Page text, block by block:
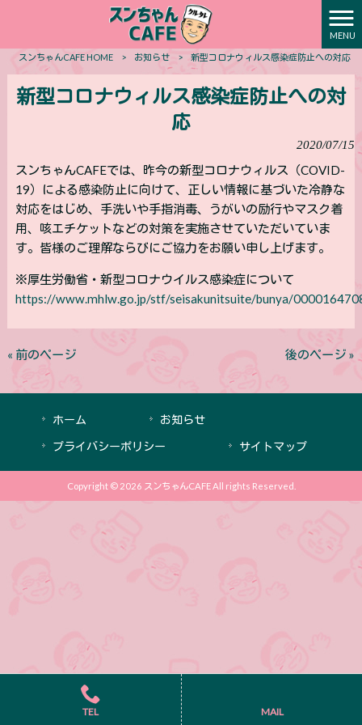
MENU
スンちゃんCAFE HOME > お知らせ > 新型コロナウィルス感染症防止への対応
新型コロナウィルス感染症防止への対
応
2020/07/15
スンちゃんCAFEでは、昨今の新型コロナウィルス（COVID-
19）による感染防止に向けて、正しい情報に基づいた冷静な
対応をはじめ、手洗いや手指消毒、うがいの励行やマスク着
用、咳エチケットなどの対策を実施させていただいていま
す。皆様のご理解ならびにご協力をお願い申し上げます。
※厚生労働省・新型コロナウイルス感染症について
https://www.mhlw.go.jp/stf/seisakunitsuite/bunya/
« 前のページ 後のページ »
ホーム
お知らせ
プライバシーポリシー
サイトマップ
Copyright © 2026 スンちゃんCAFE All rights Reserved.
TEL MAIL